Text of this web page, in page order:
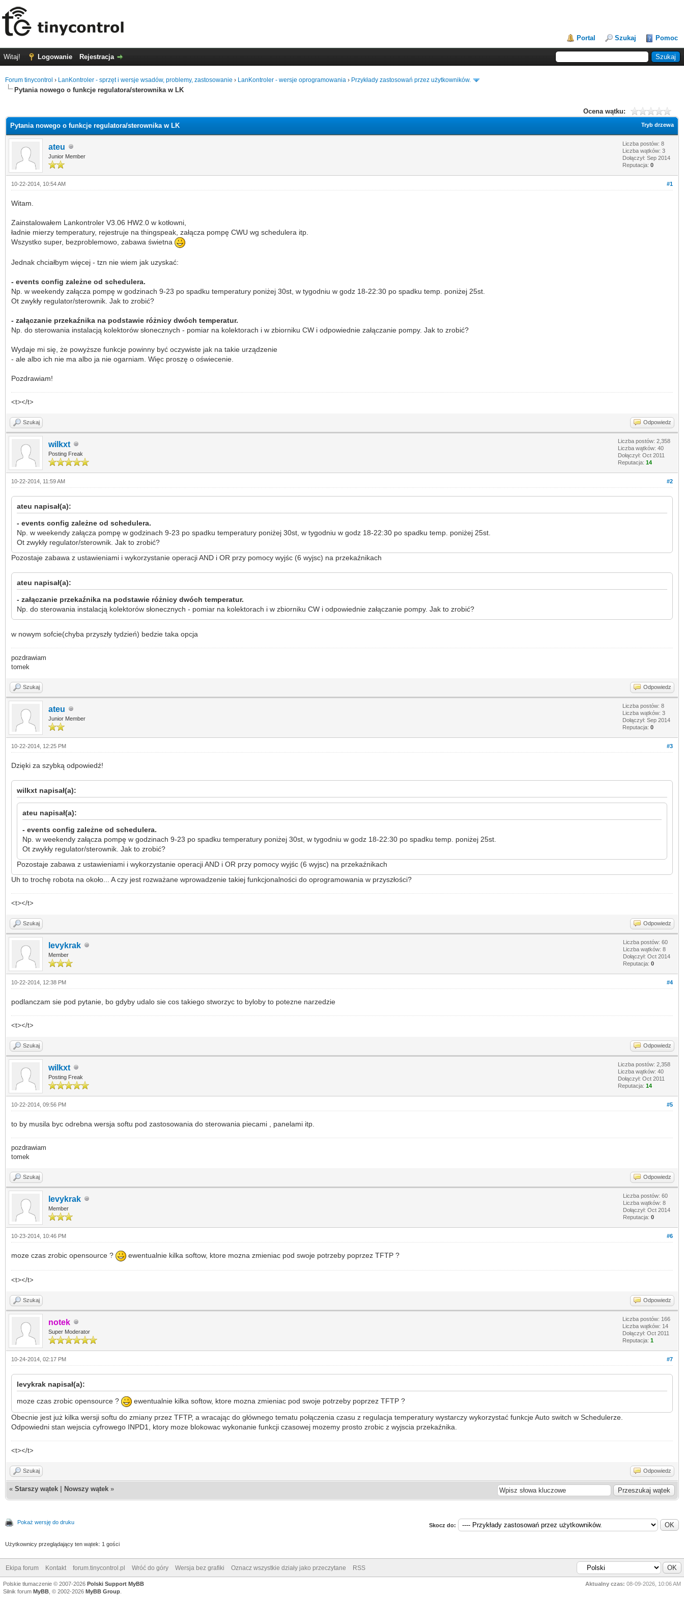
Portal Szukaj Pomoc
Witaj! Logowanie Rejestracja
Forum tinycontrol › LanKontroler - sprzęt i wersje wsadów, problemy, zastosowanie › LanKontroler - wersje oprogramowania › Przykłady zastosowań przez użytkowników.
Pytania nowego o funkcje regulatora/sterownika w LK
Ocena wątku:
Tryb drzewa
Pytania nowego o funkcje regulatora/sterownika w LK
ateu
Junior Member
Liczba postów: 8
Liczba wątków: 3
Dołączył: Sep 2014
Reputacja: 0
#1
10-22-2014, 10:54 AM
Witam.
Zainstalowałem Lankontroler V3.06 HW2.0 w kotłowni,
ładnie mierzy temperatury, rejestruje na thingspeak, załącza pompę CWU wg schedulera itp.
Wszystko super, bezproblemowo, zabawa świetna
Jednak chciałbym więcej - tzn nie wiem jak uzyskać:
- events config zależne od schedulera.
Np. w weekendy załącza pompę w godzinach 9-23 po spadku temperatury poniżej 30st, w tygodniu w godz 18-22:30 po spadku temp. poniżej 25st.
Ot zwykły regulator/sterownik. Jak to zrobić?
- załączanie przekaźnika na podstawie różnicy dwóch temperatur.
Np. do sterowania instalacją kolektorów słonecznych - pomiar na kolektorach i w zbiorniku CW i odpowiednie załączanie pompy. Jak to zrobić?
Wydaje mi się, że powyższe funkcje powinny być oczywiste jak na takie urządzenie
- ale albo ich nie ma albo ja nie ogarniam. Więc proszę o oświecenie.
Pozdrawiam!
<t></t>
Szukaj Odpowiedz
wilkxt
Posting Freak
Liczba postów: 2,358
Liczba wątków: 40
Dołączył: Oct 2011
Reputacja: 14
#2
10-22-2014, 11:59 AM
ateu napisał(a):
- events config zależne od schedulera.
Np. w weekendy załącza pompę w godzinach 9-23 po spadku temperatury poniżej 30st, w tygodniu w godz 18-22:30 po spadku temp. poniżej 25st.
Ot zwykły regulator/sterownik. Jak to zrobić?
Pozostaje zabawa z ustawieniami i wykorzystanie operacji AND i OR przy pomocy wyjśc (6 wyjsc) na przekaźnikach
ateu napisał(a):
- załączanie przekaźnika na podstawie różnicy dwóch temperatur.
Np. do sterowania instalacją kolektorów słonecznych - pomiar na kolektorach i w zbiorniku CW i odpowiednie załączanie pompy. Jak to zrobić?
w nowym sofcie(chyba przyszły tydzień) bedzie taka opcja
pozdrawiam
tomek
Szukaj Odpowiedz
ateu
Junior Member
Liczba postów: 8
Liczba wątków: 3
Dołączył: Sep 2014
Reputacja: 0
#3
10-22-2014, 12:25 PM
Dzięki za szybką odpowiedź!
wilkxt napisał(a):
ateu napisał(a):
- events config zależne od schedulera.
Np. w weekendy załącza pompę w godzinach 9-23 po spadku temperatury poniżej 30st, w tygodniu w godz 18-22:30 po spadku temp. poniżej 25st.
Ot zwykły regulator/sterownik. Jak to zrobić?
Pozostaje zabawa z ustawieniami i wykorzystanie operacji AND i OR przy pomocy wyjśc (6 wyjsc) na przekaźnikach
Uh to trochę robota na około... A czy jest rozważane wprowadzenie takiej funkcjonalności do oprogramowania w przyszłości?
<t></t>
Szukaj Odpowiedz
levykrak
Member
Liczba postów: 60
Liczba wątków: 8
Dołączył: Oct 2014
Reputacja: 0
#4
10-22-2014, 12:38 PM
podlanczam sie pod pytanie, bo gdyby udalo sie cos takiego stworzyc to byloby to potezne narzedzie
<t></t>
Szukaj Odpowiedz
wilkxt
Posting Freak
Liczba postów: 2,358
Liczba wątków: 40
Dołączył: Oct 2011
Reputacja: 14
#5
10-22-2014, 09:56 PM
to by musila byc odrebna wersja softu pod zastosowania do sterowania piecami , panelami itp.
pozdrawiam
tomek
Szukaj Odpowiedz
levykrak
Member
Liczba postów: 60
Liczba wątków: 8
Dołączył: Oct 2014
Reputacja: 0
#6
10-23-2014, 10:46 PM
moze czas zrobic opensource ? ewentualnie kilka softow, ktore mozna zmieniac pod swoje potrzeby poprzez TFTP ?
<t></t>
Szukaj Odpowiedz
notek
Super Moderator
Liczba postów: 166
Liczba wątków: 14
Dołączył: Oct 2011
Reputacja: 1
#7
10-24-2014, 02:17 PM
levykrak napisał(a):
moze czas zrobic opensource ?
ewentualnie kilka softow, ktore mozna zmieniac pod swoje potrzeby poprzez TFTP ?
Obecnie jest już kilka wersji softu do zmiany przez TFTP, a wracając do głównego tematu połączenia czasu z regulacja temperatury wystarczy wykorzystać funkcje Auto switch w Schedulerze.
Odpowiedni stan wejscia cyfrowego INPD1, ktory moze blokowac wykonanie funkcji czasowej mozemy prosto zrobic z wyjscia przekaźnika.
<t></t>
Szukaj Odpowiedz
« Starszy wątek Nowszy wątek »
Pokaż wersję do druku Skocz do:
Użytkownicy przeglądający ten wątek: 1 gości
Ekipa forum Kontakt forum.tinycontrol.pl Wróć do góry Wersja bez grafiki Oznacz wszystkie działy jako przeczytane RSS
Aktualny czas: 08-09-2026, 10:06 AM
Polskie tłumaczenie © 2007-2026 Polski Support MyBB
Silnik forum MyBB , © 2002-2026 MyBB Group